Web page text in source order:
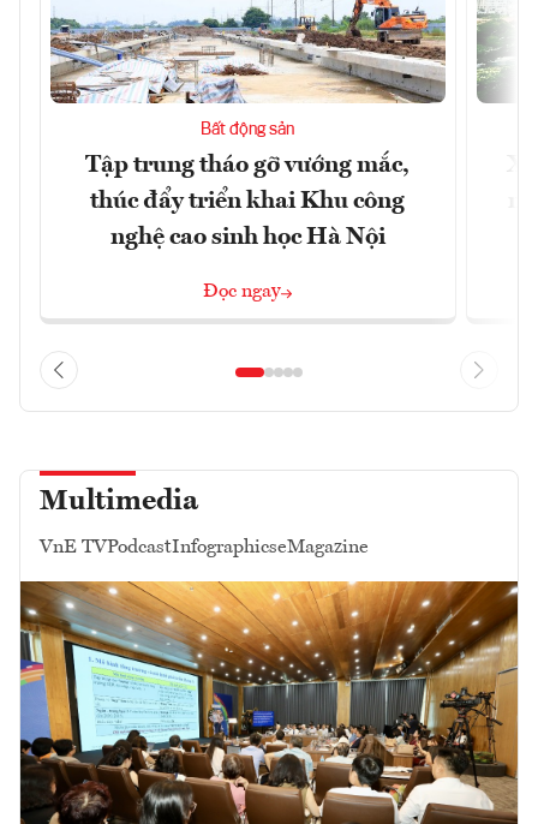
Bất động sản
Tập trung tháo gỡ vướng mắc,
thúc đẩy triển khai Khu công
nghệ cao sinh học Hà Nội
Đọc ngay
Multimedia
VnE TVPodcastInfographicseMagazine